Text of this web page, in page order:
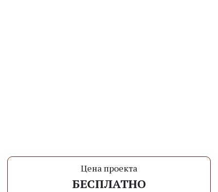
Цена проекта
БЕСПЛАТНО